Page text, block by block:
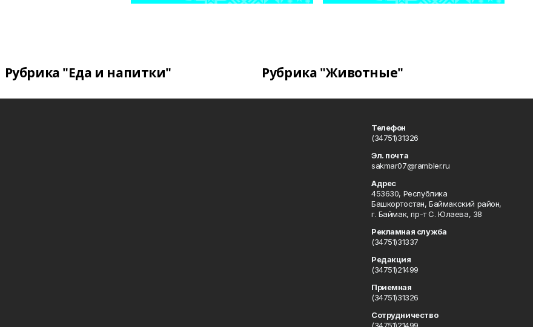
Рубрика "Еда и напитки" Рубрика "Животные"
Телефон
(34751)31326
Эл. почта
sakmar07@rambler.ru
Адрес
453630, Республика
Башкортостан, Баймакский район,
г. Баймак, пр-т С. Юлаева, 38
Рекламная служба
(34751)31337
Редакция
(34751)21499
Приемная
(34751)31326
Сотрудничество